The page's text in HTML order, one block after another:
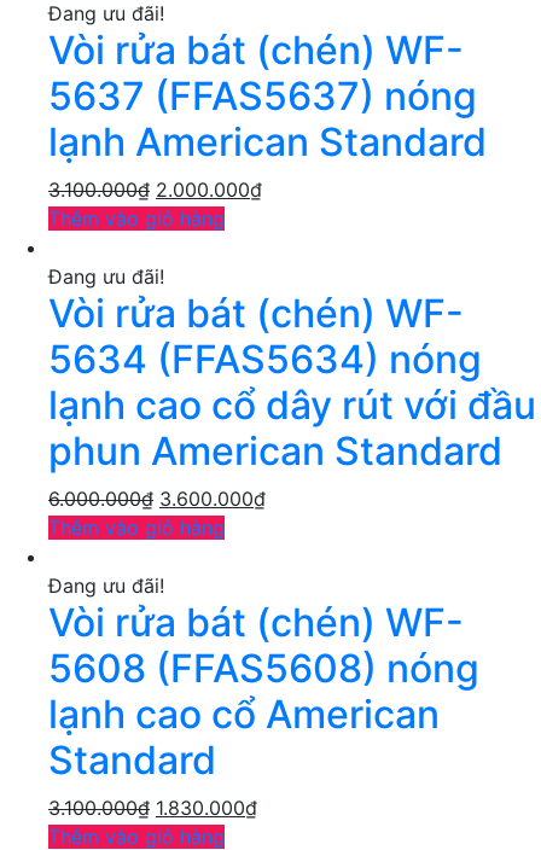
Đang ưu đãi!
Vòi rửa bát (chén) WF-
5637 (FFAS5637) nóng
lạnh American Standard
3.100.000₫ 2.000.000₫
Thêm vào giỏ hàng
Đang ưu đãi!
Vòi rửa bát (chén) WF-
5634 (FFAS5634) nóng
lạnh cao cổ dây rút với đầu
phun American Standard
6.000.000₫ 3.600.000₫
Thêm vào giỏ hàng
Đang ưu đãi!
Vòi rửa bát (chén) WF-
5608 (FFAS5608) nóng
lạnh cao cổ American
Standard
3.100.000₫ 1.830.000₫
Thêm vào giỏ hàng